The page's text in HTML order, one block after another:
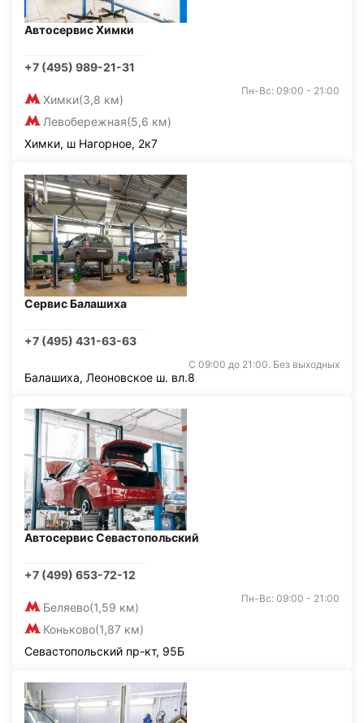
Автосервис Химки
+7 (495) 989-21-31
Химки(3,8 км)
Левобережная(5,6 км)
Пн-Вс: 09:00 - 21:00
Химки, ш Нагорное, 2к7
Сервис Балашиха
+7 (495) 431-63-63
С 09:00 до 21:00. Без выходных
Балашиха, Леоновское ш. вл.8
Автосервис Севастопольский
+7 (499) 653-72-12
Беляево(1,59 км)
Коньково(1,87 км)
Пн-Вс: 09:00 - 21:00
Севастопольский пр-кт, 95Б